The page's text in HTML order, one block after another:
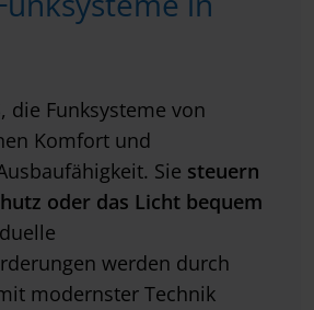
, die Funksysteme von
Komfort und
Sie steuern
oder das Licht bequem
werden durch
modernster Technik